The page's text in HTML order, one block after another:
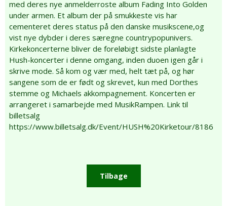
med deres nye anmelderroste album Fading Into Golden
under armen. Et album der på smukkeste vis har
cementeret deres status på den danske musikscene,og
vist nye dybder i deres særegne countrypopunivers.
Kirkekoncerterne bliver de foreløbigt sidste planlagte
Hush-koncerter i denne omgang, inden duoen igen går i
skrive mode. Så kom og vær med, helt tæt på, og hør
sangene som de er født og skrevet, kun med Dorthes
stemme og Michaels akkompagnement. Koncerten er
arrangeret i samarbejde med MusikRampen. Link til
billetsalg
https://www.billetsalg.dk/Event/HUSH%20Kirketour/8186
Tilbage